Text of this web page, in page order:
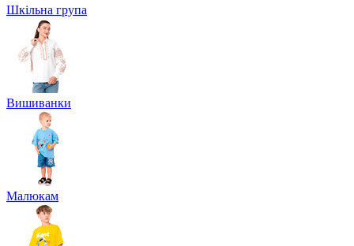
Шкільна група
Вишиванки
Малюкам